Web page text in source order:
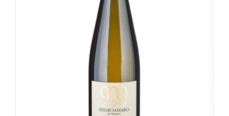
Valutato
4.00
su 5